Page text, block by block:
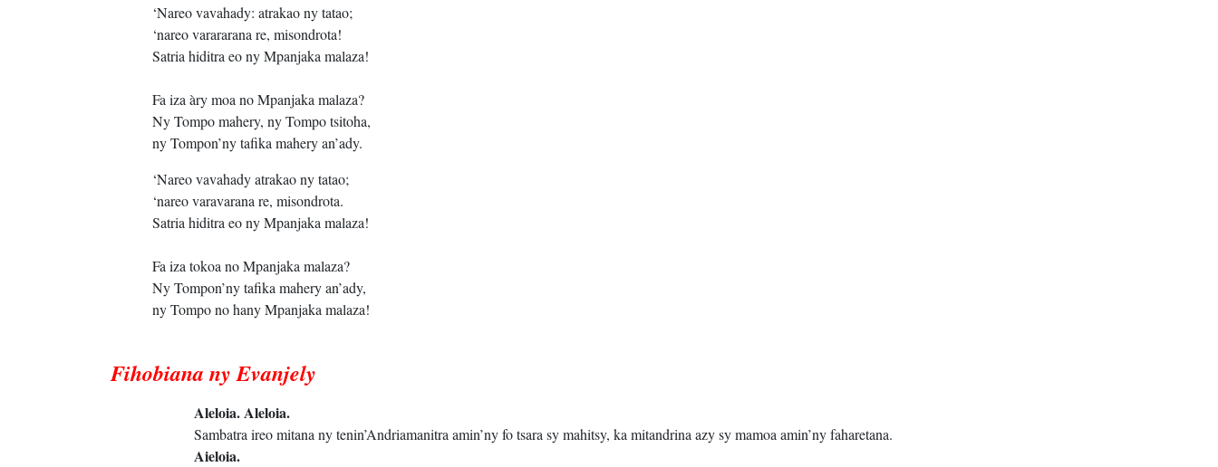
‘Nareo vavahady: atrakao ny tatao;
‘nareo varararana re, misondrota!
Satria hiditra eo ny Mpanjaka malaza!
Fa iza àry moa no Mpanjaka malaza?
Ny Tompo mahery, ny Tompo tsitoha,
ny Tompon’ny tafika mahery an’ady.
‘Nareo vavahady atrakao ny tatao;
‘nareo varavarana re, misondrota.
Satria hiditra eo ny Mpanjaka malaza!
Fa iza tokoa no Mpanjaka malaza?
Ny Tompon’ny tafika mahery an’ady,
ny Tompo no hany Mpanjaka malaza!
Fihobiana ny Evanjely
Aleloia. Aleloia.
Sambatra ireo mitana ny tenin’Andriamanitra amin’ny fo tsara sy mahitsy, ka mitandrina azy sy mamoa amin’ny faharetana.
Aieloia.